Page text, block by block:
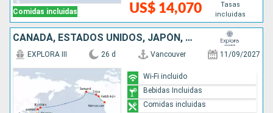
Comidas incluidas US$ 14,070
Tasas
incluidas
CANADÁ, ESTADOS UNIDOS, JAPÓN, COREA DEL SUR
EXPLORA III 26 d Vancouver 11/09/2027
Wi-Fi incluido
Bebidas Incluidas
Comidas incluidas